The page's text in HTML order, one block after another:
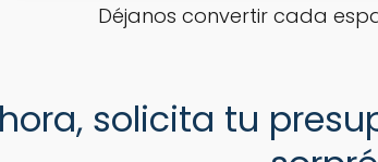
Déjanos convertir cada
solicita tu